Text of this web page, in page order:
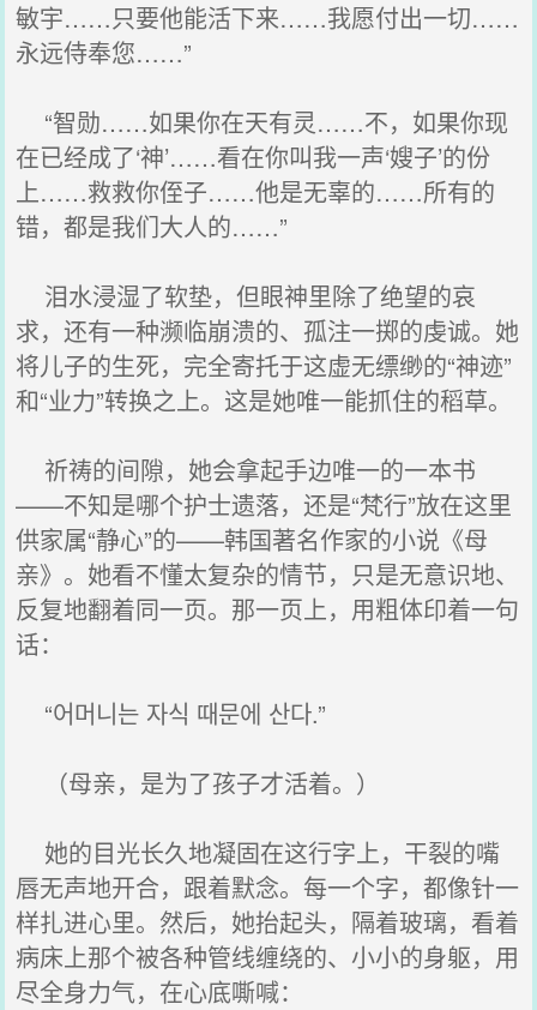
敏宇……只要他能活下来……我愿付出一切……
永远侍奉您……”
“智勋……如果你在天有灵……不，如果你现
在已经成了‘神’……看在你叫我一声‘嫂子’的份
上……救救你侄子……他是无辜的……所有的
错，都是我们大人的……”
泪水浸湿了软垫，但眼神里除了绝望的哀
求，还有一种濒临崩溃的、孤注一掷的虔诚。她
将儿子的生死，完全寄托于这虚无缥缈的“神迹”
和“业力”转换之上。这是她唯一能抓住的稻草。
祈祷的间隙，她会拿起手边唯一的一本书
——不知是哪个护士遗落，还是“梵行”放在这里
供家属“静心”的——韩国著名作家的小说《母
亲》。她看不懂太复杂的情节，只是无意识地、
反复地翻着同一页。那一页上，用粗体印着一句
话：
“어머니는 자식 때문에 산다.”
（母亲，是为了孩子才活着。）
她的目光长久地凝固在这行字上，干裂的嘴
唇无声地开合，跟着默念。每一个字，都像针一
样扎进心里。然后，她抬起头，隔着玻璃，看着
病床上那个被各种管线缠绕的、小小的身躯，用
尽全身力气，在心底嘶喊：